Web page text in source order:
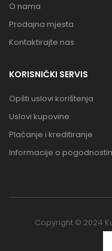
O nama
Prodajna mjesta
Kontaktirajte nas
KORISNIČKI SERVIS
Opšti uslovi korištenja
Uslovi kupovine
Plaćanje i kreditiranje
Informacije o
Copyright © 2024